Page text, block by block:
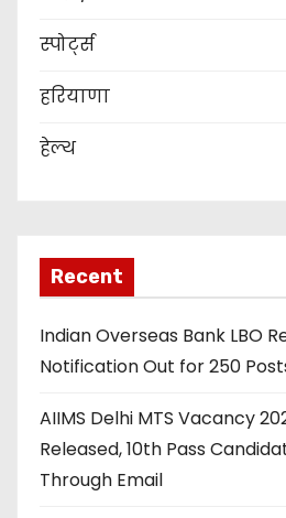
स्पोर्ट्स
हरियाणा
हेल्थ
Recent
Indian Overseas Bank LBO
Notification Out for 250
AIIMS Delhi MTS Vacancy
Released, 10th Pass
Through Email